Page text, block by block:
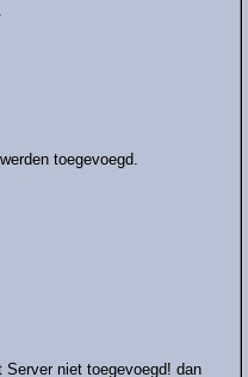
toegevoegd.
niet toegevoegd! dan